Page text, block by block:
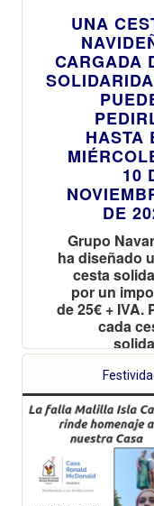
UNA
CARGADA
HASTA
10
DE
Grupo
ha diseñado
cesta
por un
de 25€ + IVA.
cada
destinará
Casa